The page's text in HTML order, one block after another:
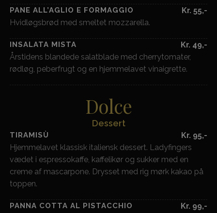
PANE ALL’AGLIO E FORMAGGIO
Kr. 55,-
Hvidløgsbrød med smeltet mozzarella.
INSALATA MISTA
Kr. 49,-
Årstidens blandede salatblade med cherrytomater,
rødløg, peberfrugt og en hjemmelavet vinaigrette.
Dolce
Dessert
TIRAMISÙ
Kr. 95,-
Hjemmelavet klassisk italiensk dessert. Ladyfingers
vædet i espressokaffe, kaffelikør og sukker med en
creme af mascarpone. Drysset med rig mørk kakao på
toppen.
PANNA COTTA AL PISTACCHIO
Kr. 99,-